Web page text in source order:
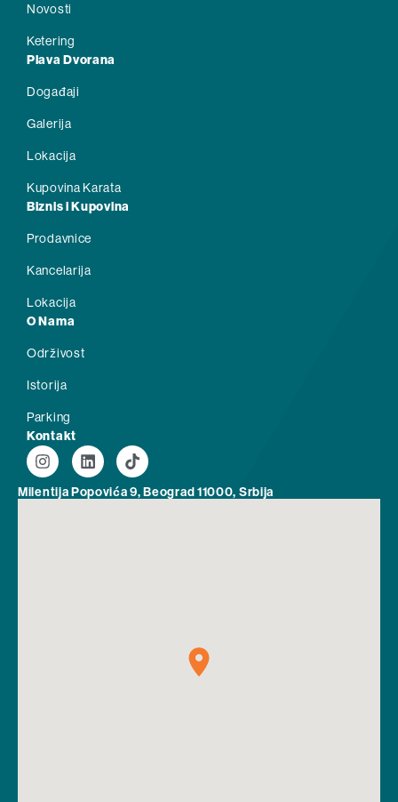
Novosti
Ketering
Plava Dvorana
Događaji
Galerija
Lokacija
Kupovina Karata
Biznis i Kupovina
Prodavnice
Kancelarija
Lokacija
O Nama
Održivost
Istorija
Parking
Kontakt
Milentija Popovića 9, Beograd 11000, Srbija